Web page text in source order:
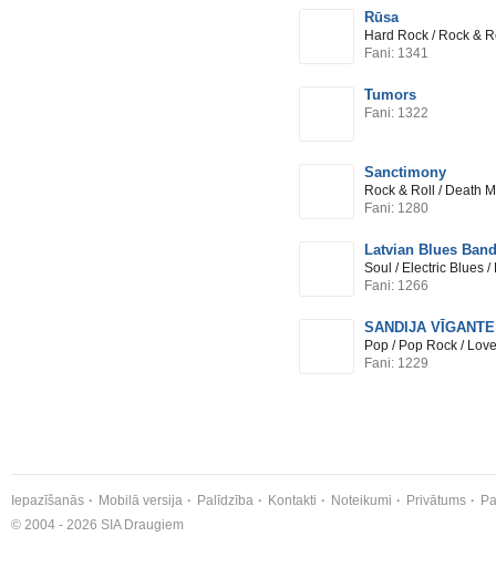
Rūsa
Hard Rock / Rock &
Fani: 1341
Tumors
Fani: 1322
Sanctimony
Rock & Roll / Death
Fani: 1280
Latvian Blues Band
Soul / Electric Blues /
Fani: 1266
SANDIJA VĪGANTE
Pop / Pop Rock /
Fani: 1229
Iepazīšanās Mobilā versija Palīdzība Kontakti Noteikumi Privātums
© 2004 - 2026 SIA Draugiem